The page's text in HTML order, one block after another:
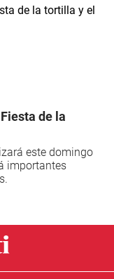
de la
este domingo
importantes